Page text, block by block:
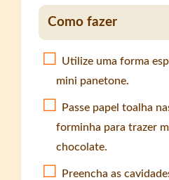
Como fazer
Utilize uma forma
mini panetone.
Passe papel toalha
forminha para trazer
chocolate.
Preencha as